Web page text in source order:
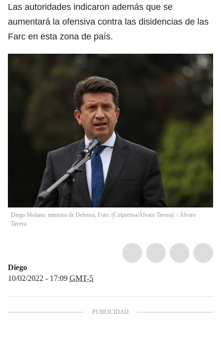
Las autoridades indicaron además que se
aumentará la ofensiva contra las disidencias de las
Farc en esta zona de país.
Diego Molano, ministro de Defensa, Foto: (Colprensa/Álvaro Tavera). / Álvaro
Tavera
Diego
10/02/2022 - 17:09 GMT-5